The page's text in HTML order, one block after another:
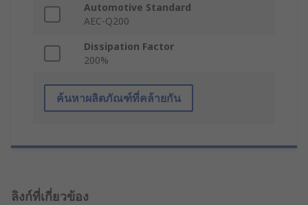
Automotive Standard
AEC-Q200
Dissipation Factor
200%
ค้นหาผลิตภัณฑ์ที่คล้ายกัน
ลิงก์ที่เกี่ยวข้อง